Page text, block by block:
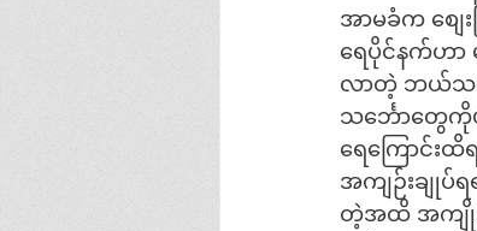
အာမခံက စျေ
ရေပိုင်နက်ဟာ
လာတဲ့ ဘယ်သင်္
သင်္ဘောတွေကို
ရေကြောင်းထိ
အကျဉ်းချုပ်
တဲ့အထိ အကျိုး